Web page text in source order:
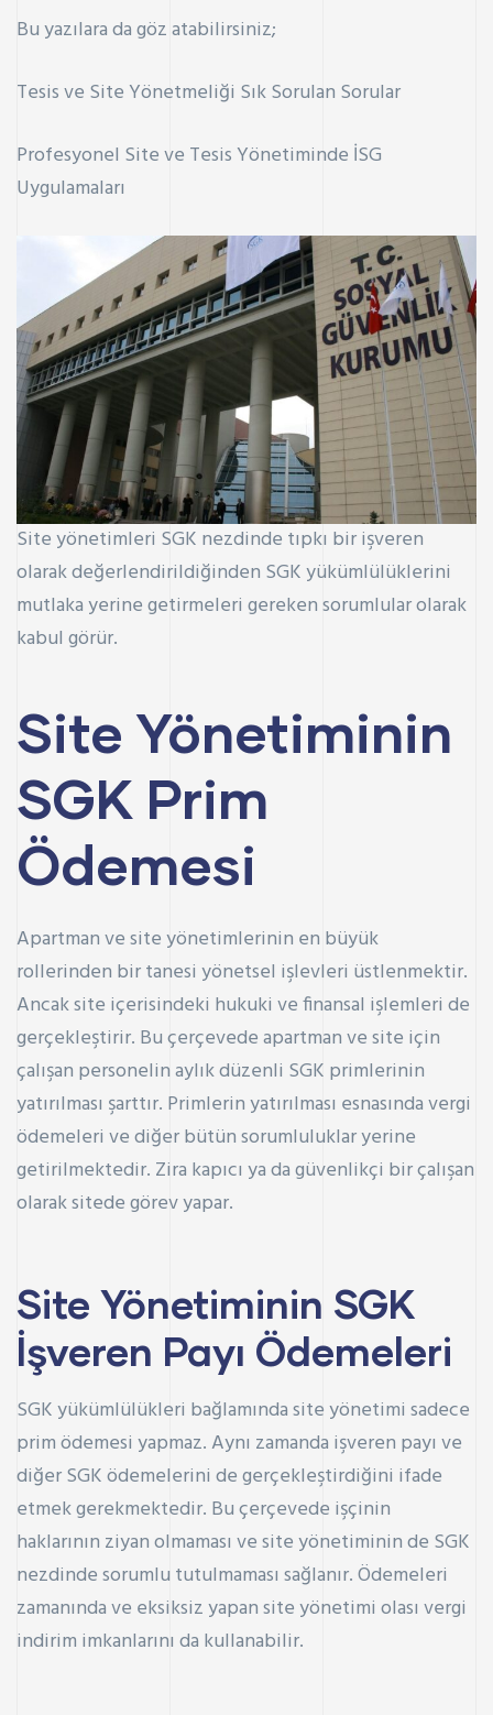
Bu yazılara da göz atabilirsiniz;
Tesis ve Site Yönetmeliği Sık Sorulan Sorular
Profesyonel Site ve Tesis Yönetiminde İSG
Uygulamaları
Site yönetimleri SGK nezdinde tıpkı bir işveren
olarak değerlendirildiğinden SGK yükümlülüklerini
mutlaka yerine getirmeleri gereken sorumlular olarak
kabul görür.
Site Yönetiminin
SGK Prim
Ödemesi
Apartman ve site yönetimlerinin en büyük
rollerinden bir tanesi yönetsel işlevleri üstlenmektir.
Ancak site içerisindeki hukuki ve finansal işlemleri de
gerçekleştirir. Bu çerçevede apartman ve site için
çalışan personelin aylık düzenli SGK primlerinin
yatırılması şarttır. Primlerin yatırılması esnasında vergi
ödemeleri ve diğer bütün sorumluluklar yerine
getirilmektedir. Zira kapıcı ya da güvenlikçi bir çalışan
olarak sitede görev yapar.
Site Yönetiminin SGK
İşveren Payı Ödemeleri
SGK yükümlülükleri bağlamında site yönetimi sadece
prim ödemesi yapmaz. Aynı zamanda işveren payı ve
diğer SGK ödemelerini de gerçekleştirdiğini ifade
etmek gerekmektedir. Bu çerçevede işçinin
haklarının ziyan olmaması ve site yönetiminin de SGK
nezdinde sorumlu tutulmaması sağlanır. Ödemeleri
zamanında ve eksiksiz yapan site yönetimi olası vergi
indirim imkanlarını da kullanabilir.